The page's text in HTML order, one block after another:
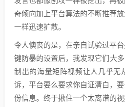
奇倾向加上平台算法的不断推荐
一样迅速扩散。
令人懊丧的是，在亲自试验过平
键防暴的设置后，我发现它们大
制出的海量矩阵视频让人几乎无
诉，平台要么要求你自证清白，
份信息。终于揪住一个太离谱的